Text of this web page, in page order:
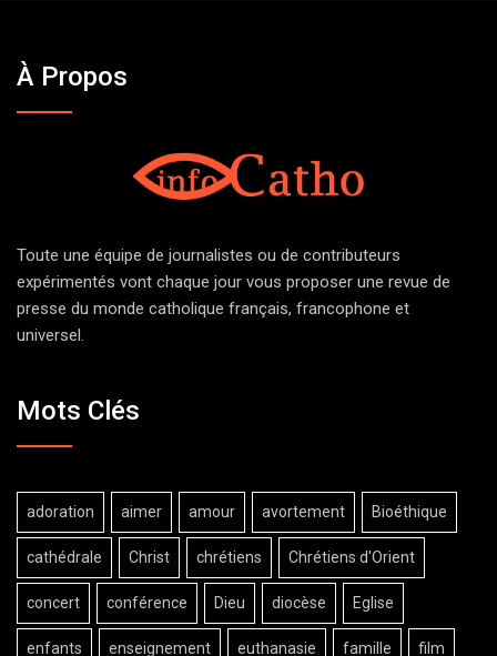
À Propos
Toute une équipe de journalistes ou de contributeurs
expérimentés vont chaque jour vous proposer une revue de
presse du monde catholique français, francophone et
universel.
Mots Clés
adoration aimer amour avortement Bioéthique
cathédrale Christ chrétiens Chrétiens d'Orient
concert conférence Dieu diocèse Eglise
enfants enseignement euthanasie famille film